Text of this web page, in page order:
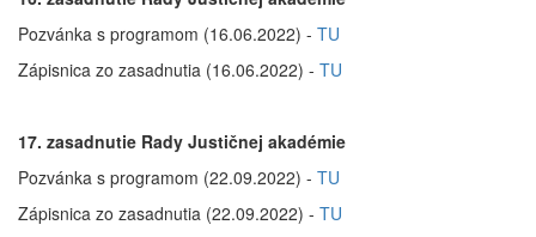
Pozvánka s programom (16.06.2022) - TU
Zápisnica zo zasadnutia (16.06.2022) - TU
17. zasadnutie Rady Justičnej akadémie
Pozvánka s programom (22.09.2022) - TU
Zápisnica zo zasadnutia (22.09.2022) - TU